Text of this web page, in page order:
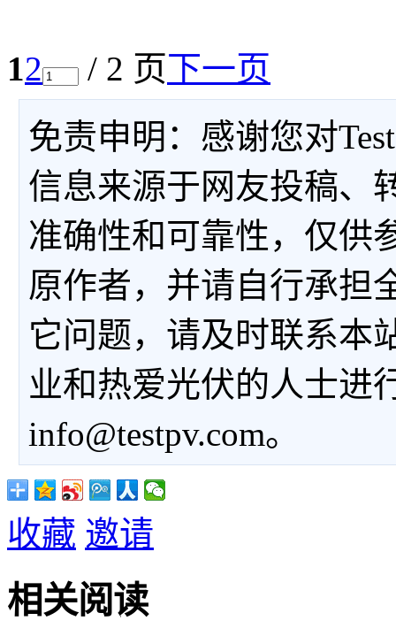
12 / 2 页下一页
免责申明：感谢您对
信息来源于网友投稿、
准确性和可靠性，仅供
原作者，并请自行承担
它问题，请及时联系本
业和热爱光伏的人士进
info@testpv.com。
收藏 邀请
相关阅读